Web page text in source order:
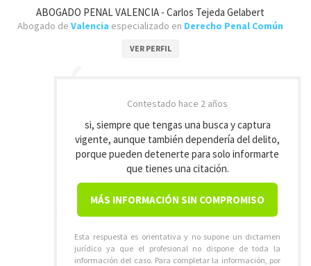
ABOGADO PENAL VALENCIA - Carlos Tejeda Gelabert
Abogado de Valencia especializado en Derecho Penal Común
VER PERFIL
Contestado hace 2 años
si, siempre que tengas una busca y captura
vigente, aunque también dependería del delito,
porque pueden detenerte para solo informarte
que tienes una citación.
MÁS INFORMACIÓN SIN COMPROMISO
Esta respuesta es orientativa y no supone un dictamen
jurídico ya que el profesional no dispone de toda la
información del caso. Para completar la información, por